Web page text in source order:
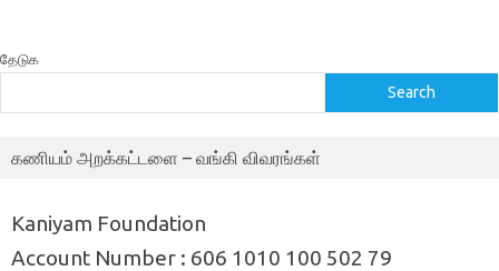
தேடுக
Search
கணியம் அறக்கட்டளை – வங்கி விவரங்கள்
Kaniyam Foundation
Account Number : 606 1010 100 502 79